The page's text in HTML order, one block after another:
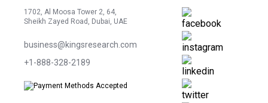
1702, Al Moosa Tower 2, 64,
Sheikh Zayed Road, Dubai, UAE
business@kingsresearch.com
+1-888-328-2189